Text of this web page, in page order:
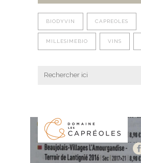
BIODYVIN CAPREOLES
MILLESIMEBIO VINS